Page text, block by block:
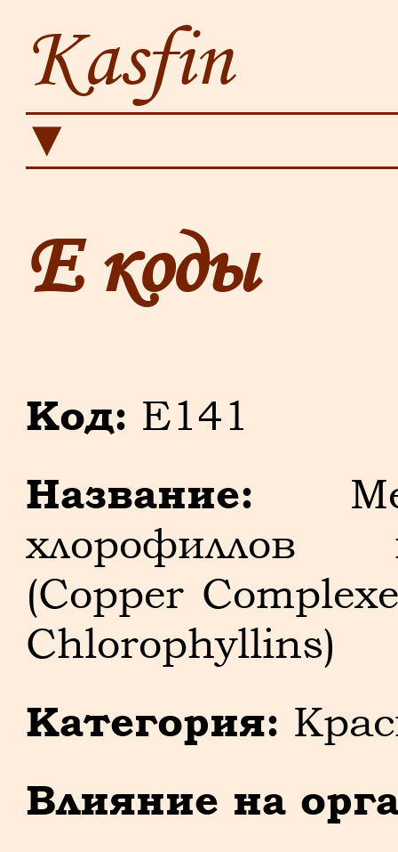
Kasfin
▼
Е коды
Код: E141
Название:
хлорофиллов
(Copper
Chlorophyllins)
Категория:
Влияние на